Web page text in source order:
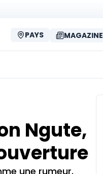
PAYS MAGAZINE
Ngute,
une rumeur.